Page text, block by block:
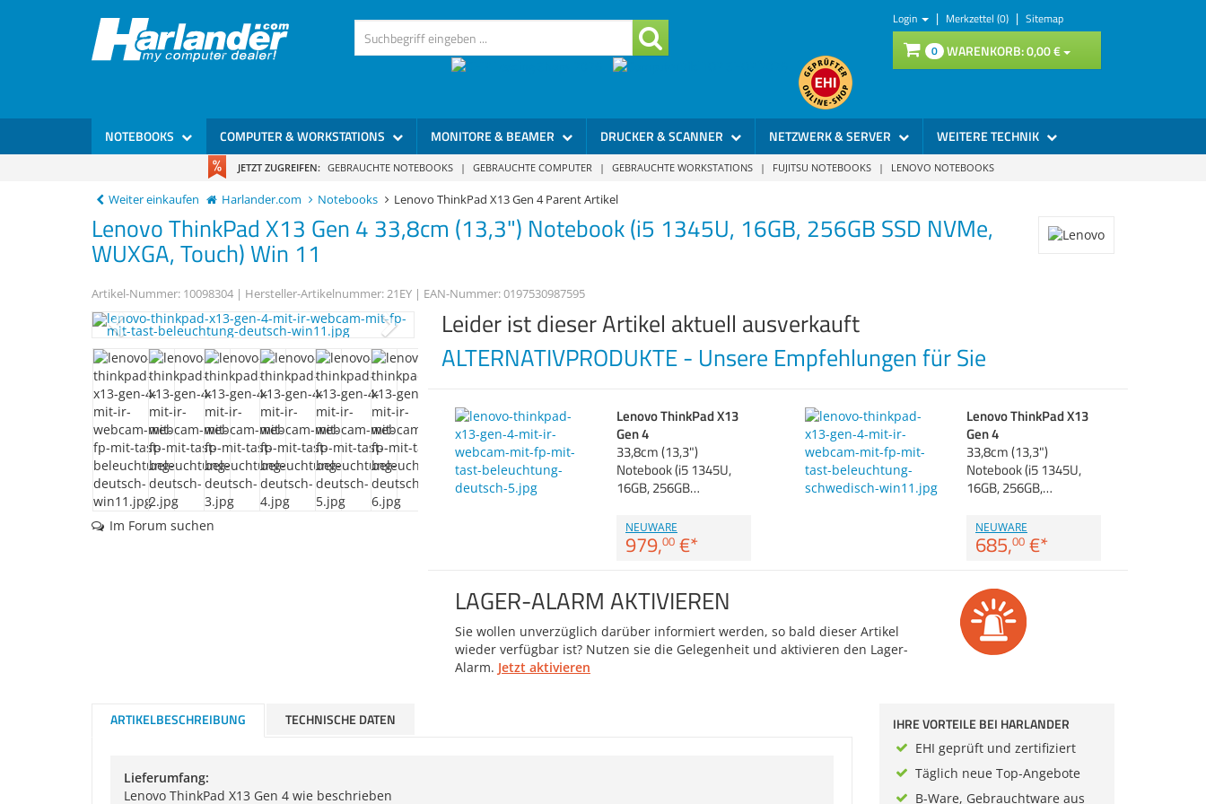
Login | Merkzettel (0) | Sitemap
0 WARENKORB:0,00€
NOTEBOOKS COMPUTER & WORKSTATIONS MONITORE & BEAMER DRUCKER & SCANNER NETZWERK & SERVER WEITERE TECHNIK
JETZT ZUGREIFEN: GEBRAUCHTE NOTEBOOKS | GEBRAUCHTE COMPUTER | GEBRAUCHTE WORKSTATIONS | FUJITSU NOTEBOOKS | LENOVO NOTEBOOKS
Weiter einkaufen Harlander.com Notebooks Lenovo ThinkPad X13 Gen 4 Parent Artikel
LenovoThinkPad X13 Gen 4 33,8cm (13,3") Notebook (i5 1345U, 16GB, 256GB SSD NVMe,
WUXGA, Touch) Win 11
Artikel-Nummer: 10098304 | Hersteller-Artikelnummer:21EY | EAN-Nummer:0197530987595
Im Forum suchen
Leider ist dieser Artikel aktuell ausverkauft
ALTERNATIVPRODUKTE - Unsere Empfehlungen für Sie
Lenovo ThinkPad X13
Gen 4
33,8cm (13,3")
Notebook (i5 1345U,
16GB, 256GB…
NEUWARE
979,00 €*
Lenovo ThinkPad X13
Gen 4
33,8cm (13,3")
Notebook (i5 1345U,
16GB, 256GB,…
NEUWARE
685,00 €*
LAGER-ALARM AKTIVIEREN
Sie wollen unverzüglich darüber informiert werden, so bald dieser Artikel
wieder verfügbar ist? Nutzen sie die Gelegenheit und aktivieren den Lager-
Alarm. Jetzt aktivieren
ARTIKELBESCHREIBUNG TECHNISCHE DATEN
Lieferumfang:
Lenovo ThinkPad X13 Gen 4 wie beschrieben
IHRE VORTEILE BEI HARLANDER
EHI geprüft und zertifiziert
Täglich neue Top-Angebote
B-Ware, Gebrauchtware aus